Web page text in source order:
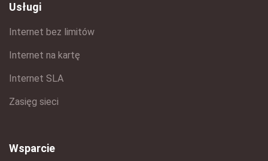
Usługi
Internet bez limitów
Internet na kartę
Internet SLA
Zasięg sieci
Wsparcie